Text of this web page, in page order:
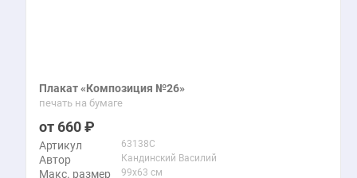
Плакат «Композиция №26»
печать на бумаге
660
Артикул 63138C
Автор Кандинский Василий
Макс. размер 99x63 см